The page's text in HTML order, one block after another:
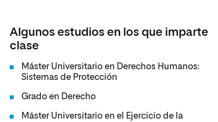
Algunos estudios en los que imparte
clase
Máster Universitario en Derechos Humanos:
Sistemas de Protección
Grado en Derecho
Máster Universitario en el Ejercicio de la